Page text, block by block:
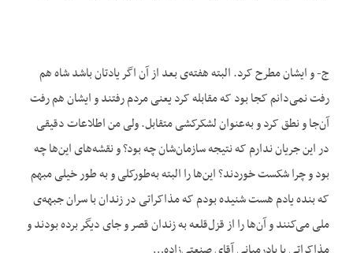
ج- و ایشان مطرح کرد. البته هفته‌ی بعد از آن اگر یادتان باشد شاه هم
رفت نمی‌دانم کجا بود که مقابله کرد یعنی مردم رفتند و ایشان هم رفت
آن‌جا و نطق کرد و به‌عنوان لشکرکشی متقابل. ولی من اطلاعات دقیقی
در این جریان ندارم که نتیجه سازمان‌شان چه بود؟ و نقشه‌های این‌ها چه
بود و چرا شکست خوردند؟ این‌ها را البته به‌طورکلی و به طور خیلی مبهم
که بنده یادم هست شنیده بودم که مذاکراتی در زندان با سران جبهه‌ی
ملی می‌کنند و آن‌ها را از قزل‌قلعه به زندان قصر و جای دیگر برده بودند و